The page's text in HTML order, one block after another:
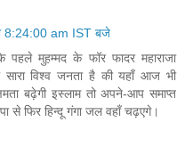
8:24:00 am IST बजे
मुहम्मद के फॉर फादर महाराजा
विश्व जनता है की यहाँ आज भी
बढ़ेगी इस्लाम तो अपने-आप समाप्त
से फिर हिन्दू गंगा जल वहाँ चढ़एगे।